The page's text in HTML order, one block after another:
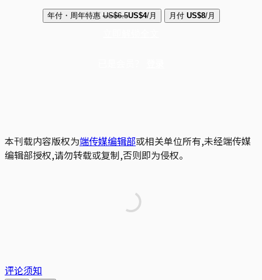
年付・周年特惠 US$6.5US$4/月 月付 US$8/月
本刊载内容版权为端传媒编辑部或相关单位所有,未经端传媒
编辑部授权,请勿转载或复制,否则即为侵权。
评论须知